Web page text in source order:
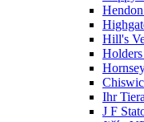
Hill's
Ihr
J F